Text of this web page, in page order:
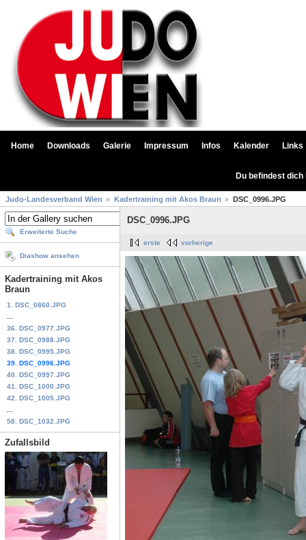
Home Downloads Galerie Impressum Infos Kalender Links
Du befindest
Judo-Landesverband Wien Kadertraining mit Akos Braun DSC_0996.JPG
Erweiterte Suche
Diashow ansehen
Kadertraining mit Akos
Braun
1. DSC_0860.JPG
36. DSC_0977.JPG
37. DSC_0988.JPG
38. DSC_0995.JPG
39. DSC_0996.JPG
40. DSC_0997.JPG
41. DSC_1000.JPG
42. DSC_1005.JPG
58. DSC_1032.JPG
Zufallsbild
DSC_0996.JPG
erste vorherige